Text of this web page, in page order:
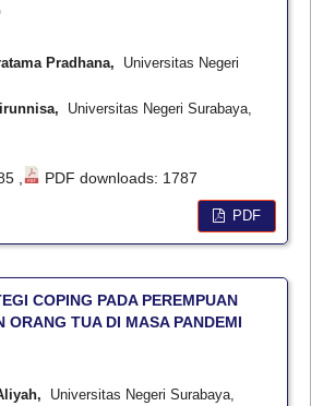
Pradhana, Universitas Negeri
Universitas Negeri Surabaya,
, PDF downloads: 1787
PDF
COPING PADA PEREMPUAN
ORANG TUA DI MASA PANDEMI
Universitas Negeri Surabaya,